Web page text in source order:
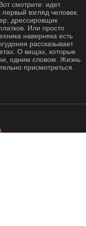
смотрите: идет
взгляд человек.
дрессировщик
Или просто
наверняка есть
рассказывает
О вещах, которые
одним словом. Жизнь
присмотреться.